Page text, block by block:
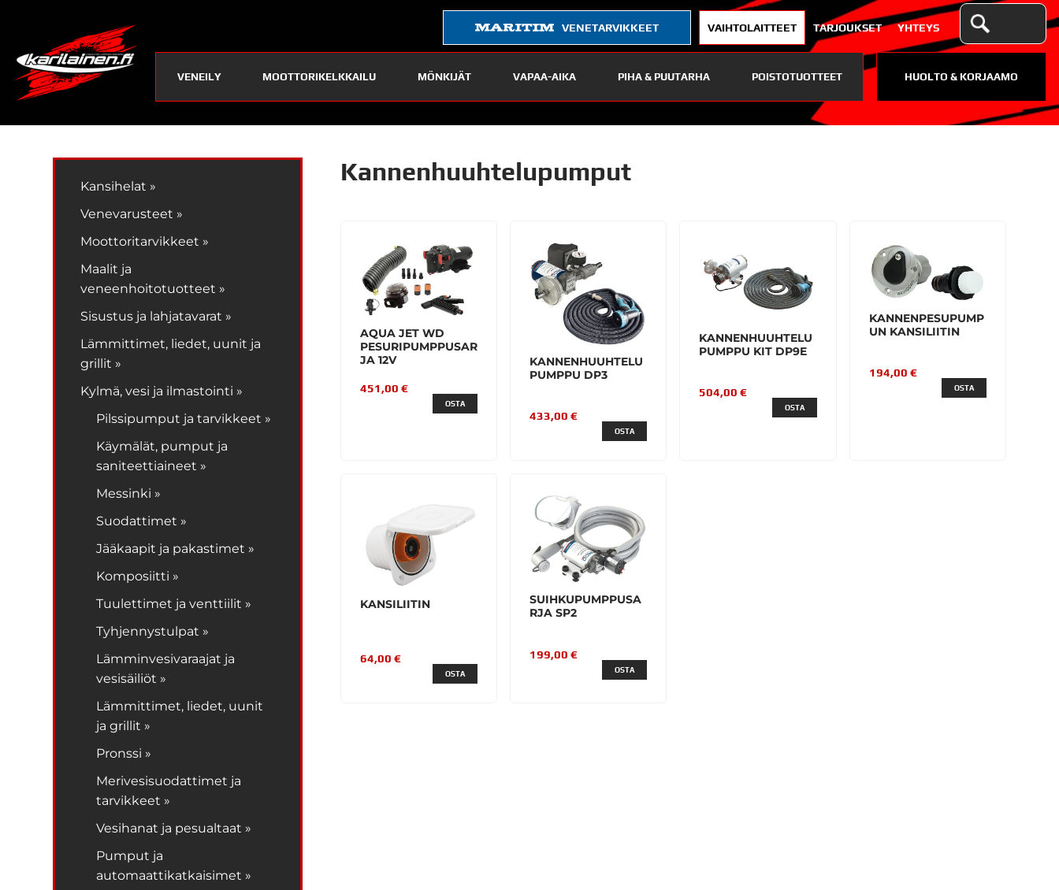
VENETARVIKKEET VAIHTOLAITTEET TARJOUKSET YHTEYS
VENEILY MOOTTORIKELKKAILU MÖNKIJÄT VAPAA-AIKA PIHA & PUUTARHA POISTOTUOTTEET HUOLTO & KORJAAMO
Kansihelat »
Venevarusteet »
Moottoritarvikkeet »
Maalit ja
veneenhoitotuotteet »
Sisustus ja lahjatavarat »
Lämmittimet, liedet, uunit ja
grillit »
Kylmä, vesi ja ilmastointi »
Pilssipumput ja tarvikkeet »
Käymälät, pumput ja
saniteettiaineet »
Messinki »
Suodattimet »
Jääkaapit ja pakastimet »
Komposiitti »
Tuulettimet ja venttiilit »
Tyhjennystulpat »
Lämminvesivaraajat ja
vesisäiliöt »
Lämmittimet, liedet, uunit
ja grillit »
Pronssi »
Merivesisuodattimet ja
tarvikkeet »
Vesihanat ja pesualtaat »
Pumput ja
automaattikatkaisimet »
Kannenhuuhtelupumput
AQUA JET WD
PESURIPUMPPUSAR
JA 12V
451,00 €
OSTA
KANNENHUUHTELU
PUMPPU DP3
433,00 €
OSTA
KANNENHUUHTELU
PUMPPU KIT DP9E
504,00 €
OSTA
KANNENPESUPUMP
UN KANSILIITIN
194,00 €
OSTA
KANSILIITIN
64,00 €
OSTA
SUIHKUPUMPPUSA
RJA SP2
199,00 €
OSTA